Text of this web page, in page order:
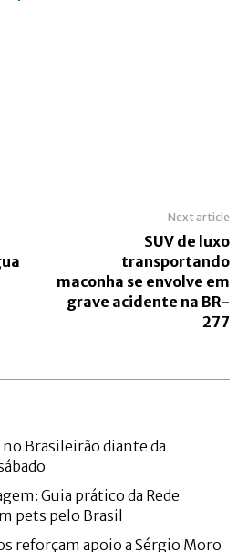
Next article
SUV de luxo
transportando
maconha se envolve em
grave acidente na BR-
277
Brasileirão diante da
Guia prático da Rede
pets pelo Brasil
reforçam apoio a Sérgio Moro